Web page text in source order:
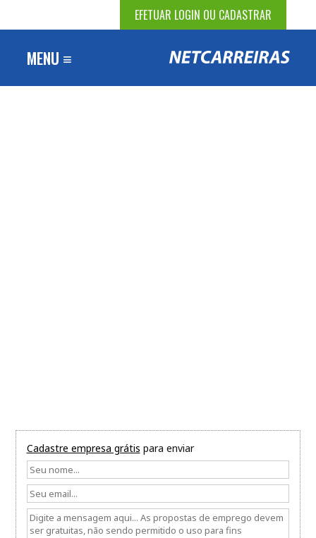
EFETUAR LOGIN OU CADASTRAR
MENU ≡
Cadastre empresa grátis para enviar